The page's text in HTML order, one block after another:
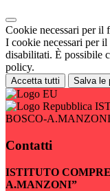
Cookie necessari per il
I cookie necessari per
disabilitati. È possibile
policy.
Accetta tutti Salva le
BOSCO-
Contatti
ISTITUTO
A.MANZONI”